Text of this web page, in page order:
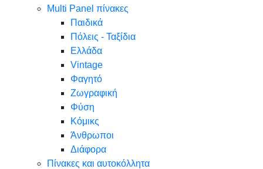
Multi Panel πίνακες
Παιδικά
Πόλεις - Ταξίδια
Ελλάδα
Vintage
Φαγητό
Ζωγραφική
Φύση
Κόμικς
Άνθρωποι
Διάφορα
Πίνακες και αυτοκόλλητα